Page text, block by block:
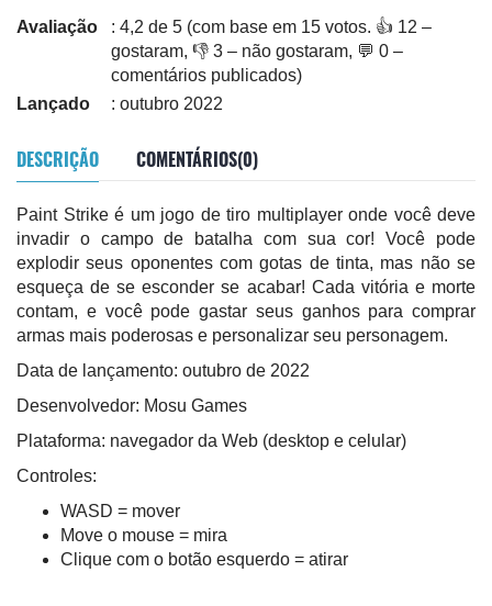
Avaliação
: 4,2 de 5 (com base em 15 votos. 👍 12 –
gostaram, 👎 3 – não gostaram, 💬 0 –
comentários publicados)
Lançado
: outubro 2022
DESCRIÇÃO COMENTÁRIOS(0)
Paint Strike é um jogo de tiro multiplayer onde você deve
invadir o campo de batalha com sua cor! Você pode
explodir seus oponentes com gotas de tinta, mas não se
esqueça de se esconder se acabar! Cada vitória e morte
contam, e você pode gastar seus ganhos para comprar
armas mais poderosas e personalizar seu personagem.
Data de lançamento: outubro de 2022
Desenvolvedor: Mosu Games
Plataforma: navegador da Web (desktop e celular)
Controles:
WASD = mover
Move o mouse = mira
Clique com o botão esquerdo = atirar